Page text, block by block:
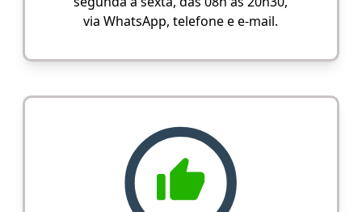
via WhatsApp, telefone e e-mail.